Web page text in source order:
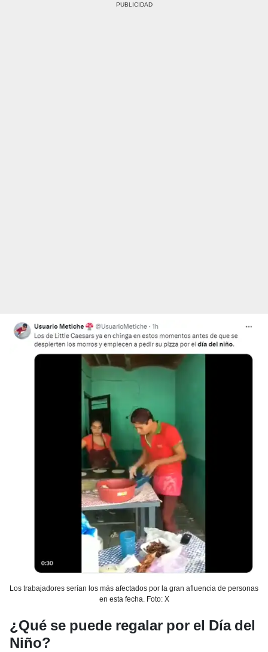
Los trabajadores serían los más afectados por la gran afluencia de personas
en esta fecha. Foto: X
¿Qué se puede regalar por el Día del
Niño?